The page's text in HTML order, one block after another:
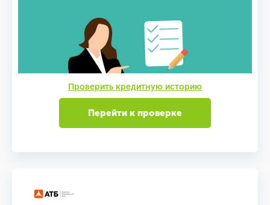
Проверить кредитную историю
Перейти к проверке